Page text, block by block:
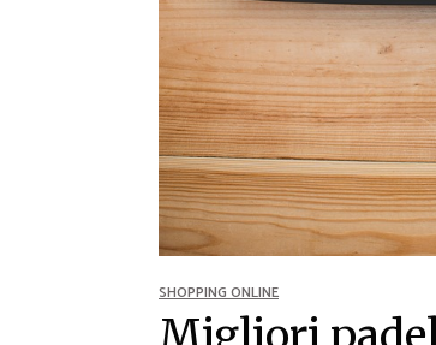
Ricette Piatti unici
Ricette Pesce
Video Ricette
Ricette per
SHOPPING ONLINE